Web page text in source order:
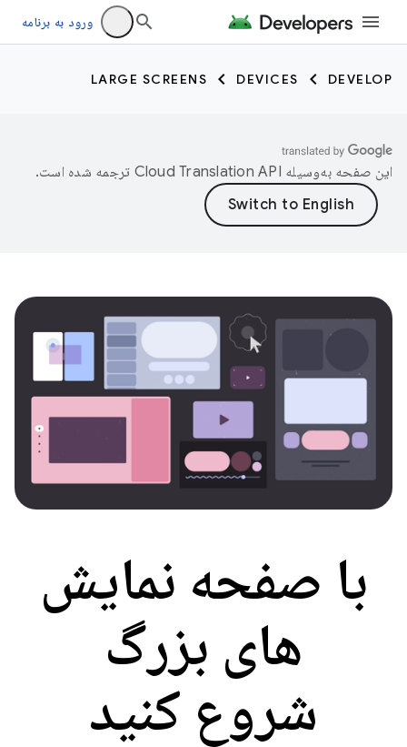
ورود به برنامه
DEVELOP
DEVICES
LARGE SCREENS
این صفحه به‌وسیله ترجمه شده است.
با صفحه نمایش
های بزرگ
شروع کنید